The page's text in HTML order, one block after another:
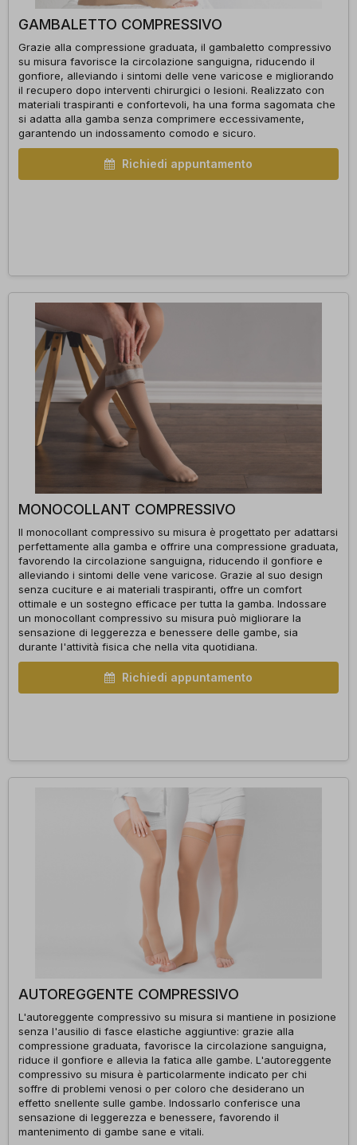
GAMBALETTO COMPRESSIVO
Grazie alla compressione graduata, il gambaletto compressivo
su misura favorisce la circolazione sanguigna, riducendo il
gonfiore, alleviando i sintomi delle vene varicose e migliorando
il recupero dopo interventi chirurgici o lesioni. Realizzato con
materiali traspiranti e confortevoli, ha una forma sagomata che
si adatta alla gamba senza comprimere eccessivamente,
garantendo un indossamento comodo e sicuro.
Richiedi appuntamento
MONOCOLLANT COMPRESSIVO
Il monocollant compressivo su misura è progettato per adattarsi
perfettamente alla gamba e offrire una compressione graduata,
favorendo la circolazione sanguigna, riducendo il gonfiore e
alleviando i sintomi delle vene varicose. Grazie al suo design
senza cuciture e ai materiali traspiranti, offre un comfort
ottimale e un sostegno efficace per tutta la gamba. Indossare
un monocollant compressivo su misura può migliorare la
sensazione di leggerezza e benessere delle gambe, sia
durante l'attività fisica che nella vita quotidiana.
Richiedi appuntamento
AUTOREGGENTE COMPRESSIVO
L'autoreggente compressivo su misura si mantiene in posizione
senza l'ausilio di fasce elastiche aggiuntive: grazie alla
compressione graduata, favorisce la circolazione sanguigna,
riduce il gonfiore e allevia la fatica alle gambe. L'autoreggente
compressivo su misura è particolarmente indicato per chi
soffre di problemi venosi o per coloro che desiderano un
effetto snellente sulle gambe. Indossarlo conferisce una
sensazione di leggerezza e benessere, favorendo il
mantenimento di gambe sane e vitali.